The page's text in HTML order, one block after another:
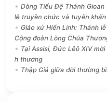
Dòng Tiểu Đệ Thánh
lễ truyền chức và tuyên khấn
Giáo xứ Hiển Linh: Thánh
Cộng đoàn Lòng Chúa
Tại Assisi, Đức Lêô XIV
h thương
Thập Giá giữa đời thường